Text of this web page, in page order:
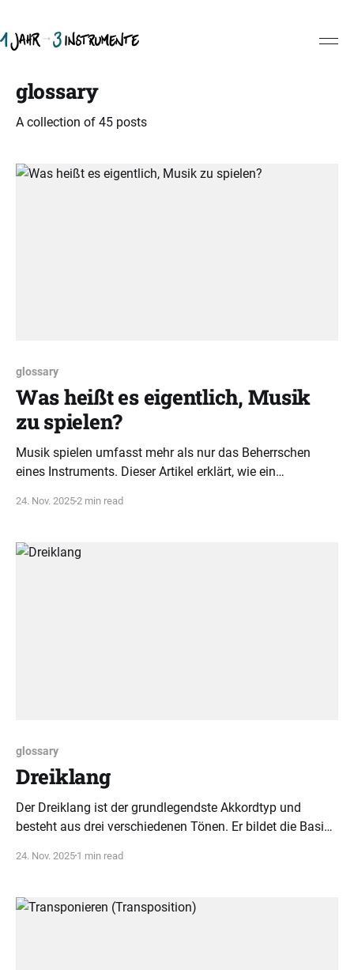
glossary
A collection of 45 posts
glossary
Was heißt es eigentlich, Musik
zu spielen?
Musik spielen umfasst mehr als nur das Beherrschen
eines Instruments. Dieser Artikel erklärt, wie ein
24. Nov. 20252 min read
glossary
Dreiklang
Der Dreiklang ist der grundlegendste Akkordtyp und
besteht aus drei verschiedenen Tönen. Er bildet die Basis
Musiktheorie.
24. Nov. 2025 1 min read